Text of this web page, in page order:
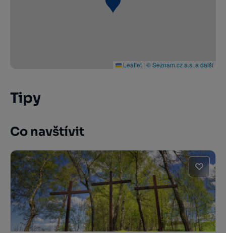
Leaflet | © Seznam.cz a.s. a další
Tipy
Co navštívit